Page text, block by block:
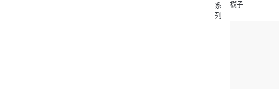
系
列
襪子